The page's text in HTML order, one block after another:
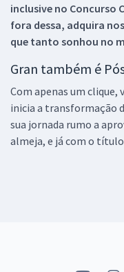
inclusive no Concurso
fora dessa, adquira
que tanto sonhou no
Gran também é
Com apenas um clique,
inicia a transformação
sua jornada rumo a
almeja, e já com o